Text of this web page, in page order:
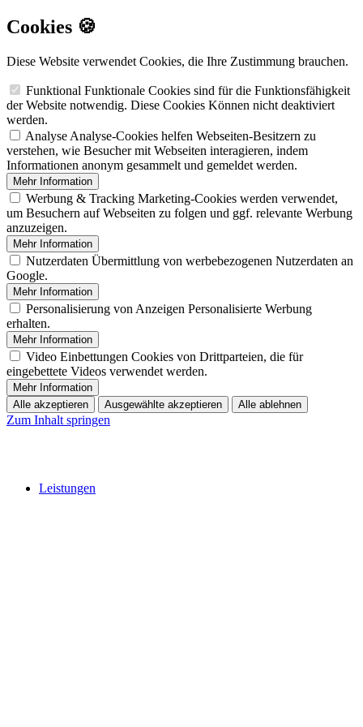
Cookies 🍪
Diese Website verwendet Cookies, die Ihre Zustimmung brauchen.
Funktional Funktionale Cookies sind für die Funktionsfähigkeit
der Website notwendig. Diese Cookies Können nicht deaktiviert
werden.
Analyse Analyse-Cookies helfen Webseiten-Besitzern zu
verstehen, wie Besucher mit Webseiten interagieren, indem
Informationen anonym gesammelt und gemeldet werden.
Mehr Information
Werbung & Tracking Marketing-Cookies werden verwendet,
um Besuchern auf Webseiten zu folgen und ggf. relevante Werbung
anzuzeigen.
Mehr Information
Nutzerdaten Übermittlung von werbebezogenen Nutzerdaten an
Google.
Mehr Information
Personalisierung von Anzeigen Personalisierte Werbung
erhalten.
Mehr Information
Video Einbettungen Cookies von Drittparteien, die für
eingebettete Videos verwendet werden.
Mehr Information
Alle akzeptieren
Ausgewählte akzeptieren Alle ablehnen
Zum Inhalt springen
Leistungen